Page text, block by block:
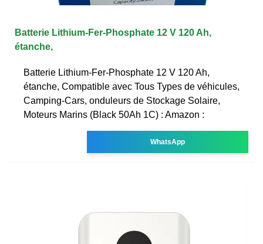
Batterie Lithium-Fer-Phosphate 12 V 120 Ah,
étanche,
Batterie Lithium-Fer-Phosphate 12 V 120 Ah,
étanche, Compatible avec Tous Types de véhicules,
Camping-Cars, onduleurs de Stockage Solaire,
Moteurs Marins (Black 50Ah 1C) : Amazon :
WhatsApp